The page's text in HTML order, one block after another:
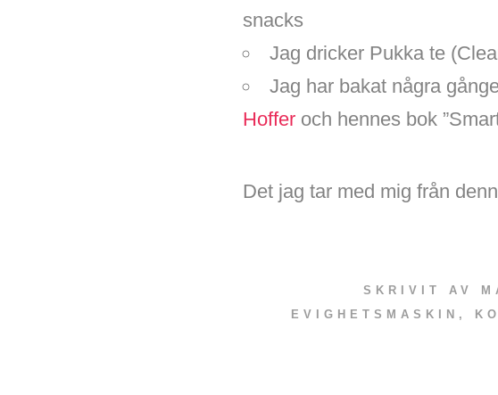
snacks
Jag dricker Pukka te
Jag har bakat några
Hoffer och hennes bok
Det jag tar med mig från
SKRIVIT AV
EVIGHETSMASKIN ,